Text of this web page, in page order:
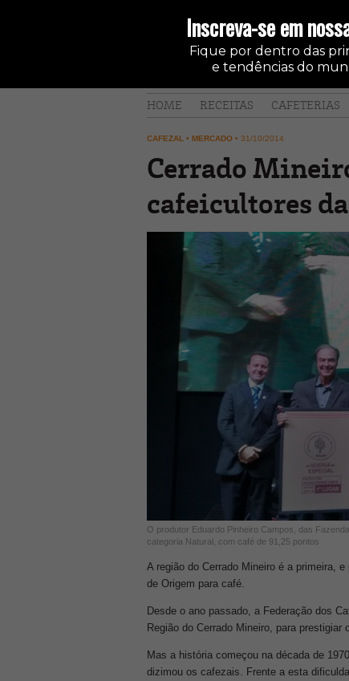
Inscreva-se em
Fique por dentro das
e tendências do
HOME RECEITAS CAFETERIAS
CAFEZAL • MERCADO • 31/10/2014
Cerrado
cafeicultores
O produtor Eduardo Pinheiro Campos, das
categoria Natural, com café de 91,25 pontos
A região do Cerrado Mineiro é a primeira,
de Origem para café.
Desde o ano passado, a Federação dos
Região do Cerrado Mineiro, para
Mas a história começou na década de
dizimou os cafezais. Frente a esta